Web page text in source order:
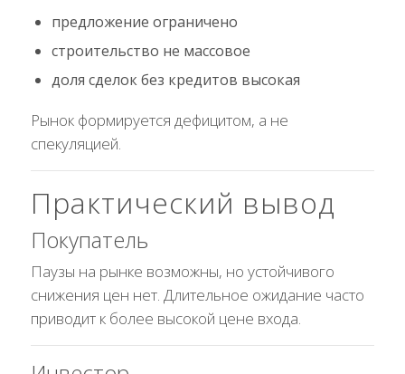
предложение ограничено
строительство не массовое
доля сделок без кредитов высокая
Рынок формируется дефицитом, а не
спекуляцией.
Практический вывод
Покупатель
Паузы на рынке возможны, но устойчивого
снижения цен нет. Длительное ожидание часто
приводит к более высокой цене входа.